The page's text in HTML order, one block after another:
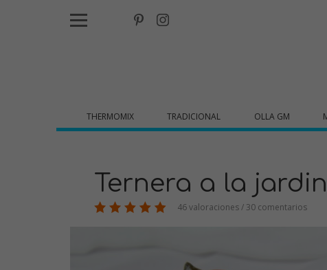
THERMOMIX TRADICIONAL OLLA GM
Ternera a la
46 valoraciones / 30 comentarios